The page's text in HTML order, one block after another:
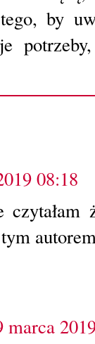
by
08:18
czytałam
marca